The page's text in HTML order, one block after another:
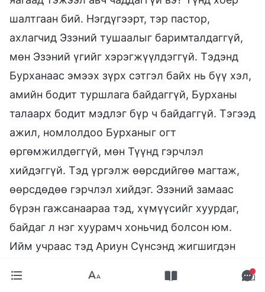
шалтгаан бий. Нэгдүгээрт, тэр пастор,
ахлагчид Эзэний тушаалыг баримталдаггүй,
мөн Эзэний үгийг хэрэгжүүлдэггүй. Тэдэнд
Бурханаас эмээх зүрх сэтгэл байх нь бүү хэл,
амийн бодит туршлага байдаггүй, Бурханы
талаарх бодит мэдлэг бүр ч байдаггүй. Тэгээд
ажил, номлолдоо Бурханыг огт
өргөмжилдөггүй, мөн Түүнд гэрчлэл
хийдэггүй. Тэд үргэлж өөрсдийгөө магтаж,
өөрсдөдөө гэрчлэл хийдэг. Эзэний замаас
бүрэн гажсанаараа тэд, хүмүүсийг хуурдаг,
байдаг л нэг хуурамч хоньчид болсон юм.
Ийм учраас тэд Ариун Сүнсэнд жигшигдэн
удирдамжийг хэзээ ч олж авч чаддаггүй.